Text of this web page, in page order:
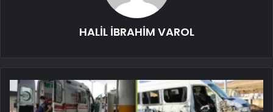
HALİL İBRAHİM VAROL